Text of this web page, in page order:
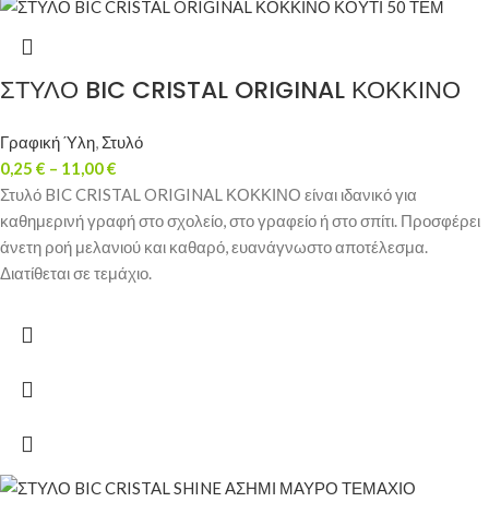
ΣΤΥΛΟ BIC CRISTAL ORIGINAL ΚΟΚΚΙΝΟ
Γραφική Ύλη, Στυλό
0,25 € – 11,00€
Στυλό BIC CRISTAL ORIGINAL ΚΟΚΚΙΝΟ είναι ιδανικό για
καθημερινή γραφή στο σχολείο, στο γραφείο ή στο σπίτι. Προσφέρει
άνετη ροή μελανιού και καθαρό, ευανάγνωστο αποτέλεσμα.
Διατίθεται σε τεμάχιο.